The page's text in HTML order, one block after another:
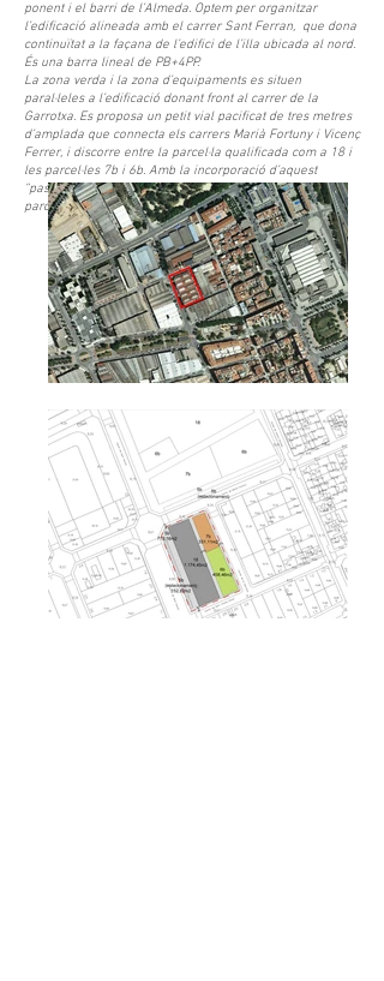
ponent i el barri de l’Almeda. Optem per organitzar
l’edificació alineada amb el carrer Sant Ferran, que dona
continuïtat a la façana de l’edifici de l’illa ubicada al nord.
És una barra lineal de PB+4PP.
La zona verda i la zona d’equipaments es situen
paral·leles a l’edificació donant front al carrer de la
Garrotxa. Es proposa un petit vial pacificat de tres metres
d’amplada que connecta els carrers Marià Fortuny i Vicenç
Ferrer, i discorre entre la parcel·la qualificada com a 18 i
les parcel·les 7b i 6b. Amb la incorporació d’aquest
“passatge” es garanteix una correcta separació entre
parcel·les.